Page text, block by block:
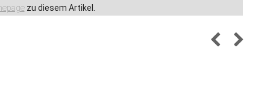
zu diesem Artikel.